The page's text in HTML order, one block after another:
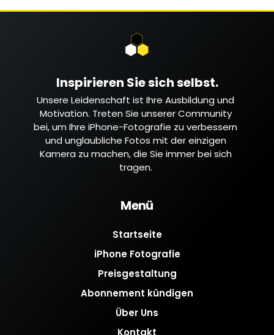
Inspirieren Sie sich selbst.
Unsere Leidenschaft ist Ihre Ausbildung und
Motivation. Treten Sie unserer Community
bei, um Ihre iPhone-Fotografie zu verbessern
und unglaubliche Fotos mit der einzigen
Kamera zu machen, die Sie immer bei sich
tragen.
Menü
Startseite
iPhone Fotografie
Preisgestaltung
Abonnement kündigen
Über Uns
Kontakt